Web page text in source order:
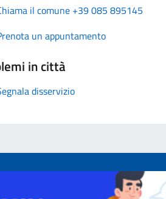
il comune +39 085 895145
un appuntamento
in città
disservizio